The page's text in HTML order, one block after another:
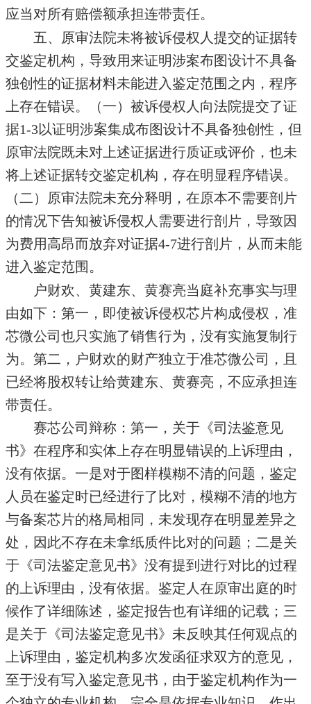
应当对所有赔偿额承担连带责任。
五、原审法院未将被诉侵权人提交的证据转
交鉴定机构，导致用来证明涉案布图设计不具备
独创性的证据材料未能进入鉴定范围之内，程序
上存在错误。（一）被诉侵权人向法院提交了证
据1-3以证明涉案集成布图设计不具备独创性，但
原审法院既未对上述证据进行质证或评价，也未
将上述证据转交鉴定机构，存在明显程序错误。
（二）原审法院未充分释明，在原本不需要剖片
的情况下告知被诉侵权人需要进行剖片，导致因
为费用高昂而放弃对证据4-7进行剖片，从而未能
进入鉴定范围。
户财欢、黄建东、黄赛亮当庭补充事实与理
由如下：第一，即使被诉侵权芯片构成侵权，准
芯微公司也只实施了销售行为，没有实施复制行
为。第二，户财欢的财产独立于准芯微公司，且
已经将股权转让给黄建东、黄赛亮，不应承担连
带责任。
赛芯公司辩称：第一，关于《司法鉴意见
书》在程序和实体上存在明显错误的上诉理由，
没有依据。一是对于图样模糊不清的问题，鉴定
人员在鉴定时已经进行了比对，模糊不清的地方
与备案芯片的格局相同，未发现存在明显差异之
处，因此不存在未拿纸质件比对的问题；二是关
于《司法鉴定意见书》没有提到进行对比的过程
的上诉理由，没有依据。鉴定人在原审出庭的时
候作了详细陈述，鉴定报告也有详细的记载；三
是关于《司法鉴定意见书》未反映其任何观点的
上诉理由，鉴定机构多次发函征求双方的意见，
至于没有写入鉴定意见书，由于鉴定机构作为一